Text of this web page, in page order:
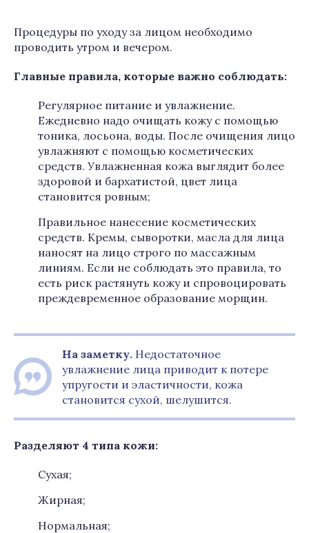
Процедуры по уходу за лицом необходимо
проводить утром и вечером.
Главные правила, которые важно соблюдать:
Регулярное питание и увлажнение.
Ежедневно надо очищать кожу с помощью
тоника, лосьона, воды. После очищения лицо
увлажняют с помощью косметических
средств. Увлажненная кожа выглядит более
здоровой и бархатистой, цвет лица
становится ровным;
Правильное нанесение косметических
средств. Кремы, сыворотки, масла для лица
наносят на лицо строго по массажным
линиям. Если не соблюдать это правила, то
есть риск растянуть кожу и спровоцировать
преждевременное образование морщин.
На заметку. Недостаточное
увлажнение лица приводит к потере
упругости и эластичности, кожа
становится сухой, шелушится.
Разделяют 4 типа кожи:
Сухая;
Жирная;
Нормальная;